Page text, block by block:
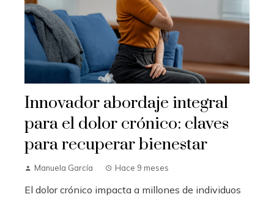
Innovador abordaje integral
para el dolor crónico: claves
para recuperar bienestar
Manuela García Hace 9 meses
El dolor crónico impacta a millones de individuos